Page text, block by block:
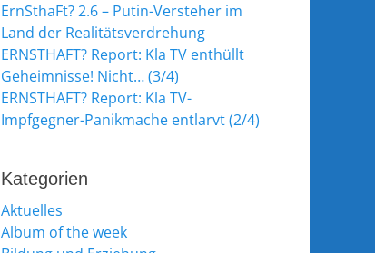
ErnSthaFt? 2.6 – Putin-Versteher im
Land der Realitätsverdrehung
ERNSTHAFT? Report: Kla TV enthüllt
Geheimnisse! Nicht… (3/4)
ERNSTHAFT? Report: Kla TV-
Impfgegner-Panikmache entlarvt (2/4)
Kategorien
Aktuelles
Album of the week